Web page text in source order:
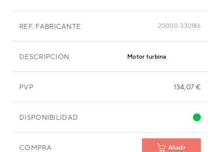
REF. FABRICANTE 20000-330186
DESCRIPCIÓN Motor turbina
PVP 134,07 €
DISPONIBILIDAD
COMPRA Añadir